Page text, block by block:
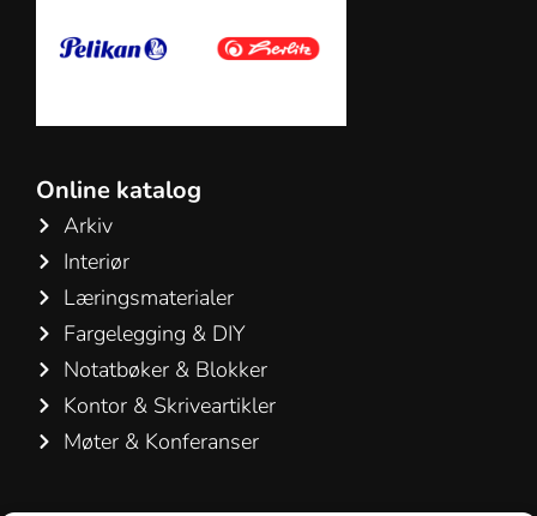
Online katalog
Arkiv
Interiør
Læringsmaterialer
Fargelegging & DIY
Notatbøker & Blokker
Kontor & Skriveartikler
Møter & Konferanser